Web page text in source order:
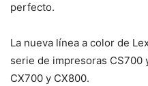
perfecto.
La nueva línea a color de
serie de impresoras CS700
CX700 y CX800.